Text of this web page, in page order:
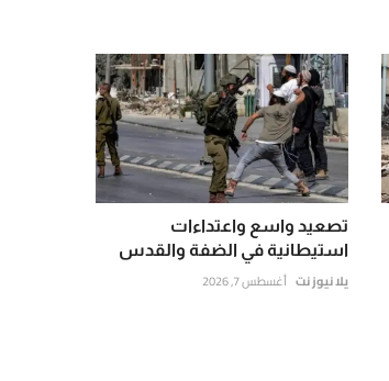
تصعيد واسع واعتداءات
استيطانية في الضفة والقدس
يلا نيوز نت أغسطس 7, 2026